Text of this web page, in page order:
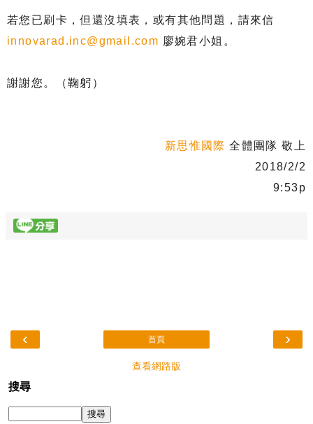
若您已刷卡，但還沒填表，或有其他問題，請來信
innovarad.inc@gmail.com 廖婉君小姐。
謝謝您。（鞠躬）
新思惟國際 全體團隊 敬上
2018/2/2
9:53p
‹ ›
首頁
查看網路版
搜尋